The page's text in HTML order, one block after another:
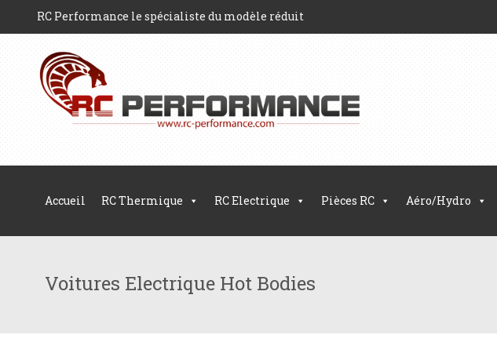
RC Performance le spécialiste du modèle réduit
Accueil RC Thermique RC Electrique Pièces RC Aéro/Hydro
Voitures Electrique Hot Bodies